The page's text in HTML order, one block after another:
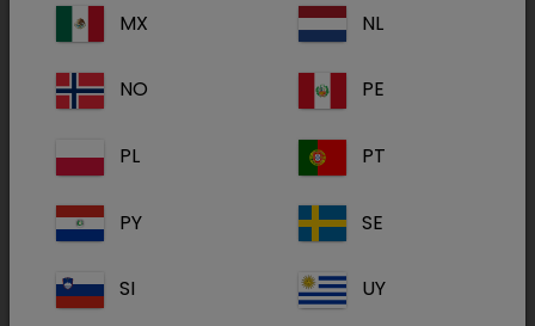
Bimectin Fluke 10/100 mg/ml
CalciLift forte
MX NL
NO PE
PL PT
PY SE
SI UY